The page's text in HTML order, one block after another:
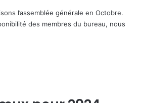
l’assemblée générale en Octobre.
des membres du bureau, nous